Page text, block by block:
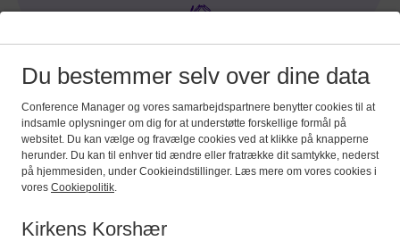
Du bestemmer selv over dine data
Conference Manager og vores samarbejdspartnere benytter cookies til at
indsamle oplysninger om dig for at understøtte forskellige formål på
websitet. Du kan vælge og fravælge cookies ved at klikke på knapperne
herunder. Du kan til enhver tid ændre eller fratrække dit samtykke, nederst
på hjemmesiden, under Cookieindstillinger. Læs mere om vores cookies i
vores Cookiepolitik
Kirkens Korshær